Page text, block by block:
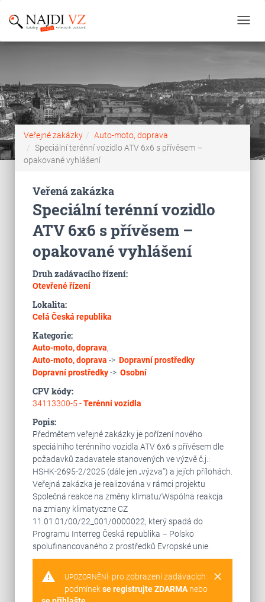
Veřejné zakázky
Auto-moto, doprava
Speciální terénní vozidlo ATV 6x6 s přívěsem –
opakované vyhlášení
Veřená zakázka
Speciální terénní vozidlo
ATV 6x6 s přívěsem –
opakované vyhlášení
Druh zadávacího řízení:
Otevřené řízení
Lokalita:
Celá Česká republika
Kategorie:
Auto-moto, doprava,
Auto-moto, doprava -> Dopravní prostředky
Dopravní prostředky-> Osobní
CPV kódy:
34113300-5 -Terénní vozidla
Popis:
Předmětem veřejné zakázky je pořízení nového
speciálního terénního vozidla ATV 6x6 s přívěsem dle
požadavků zadavatele stanovených ve výzvě č.j.:
HSHK-2695-2/2025 (dále jen „výzva“) a jejích přílohách.
Veřejná zakázka je realizována v rámci projektu
Společná reakce na změny klimatu/Wspólna reakcja
na zmiany klimatyczne CZ
11.01.01/00/22_001/0000022, který spadá do
Programu Interreg Česká republika – Polsko
spolufinancovaného z prostředků Evropské unie.
warning clear
UPOZORNĚNÍ: pro zobrazení zadávacích
podmínekse registrujte ZDARMAnebo